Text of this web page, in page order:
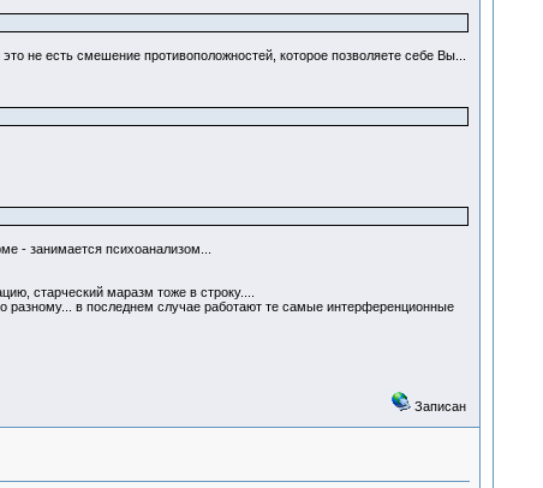
не есть смешение противоположностей, которое позволяете себе Вы...
- занимается психоанализом...
старческий маразм тоже в строку....
разному... в последнем случае работают те самые интерференционные
Записан